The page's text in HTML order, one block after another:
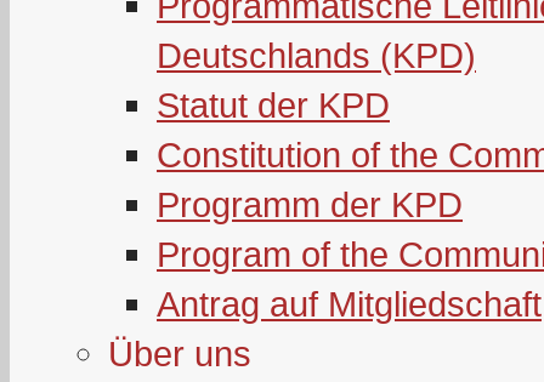
Deutschlands (KPD)
Statut der KPD
Constitution of the
Programm der KPD
Program of the
Antrag auf Mitgliedschaft
Über uns